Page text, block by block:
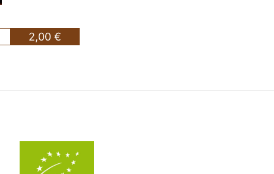
2,00 €